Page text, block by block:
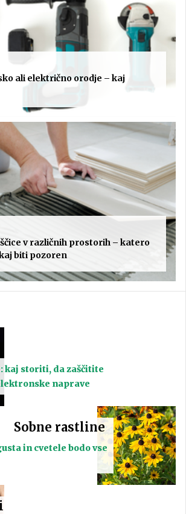
ali električno orodje – kaj
v različnih prostorih – katero
biti pozoren
kaj storiti, da zaščitite
naprave
Sobne rastline
in cvetele bodo vse